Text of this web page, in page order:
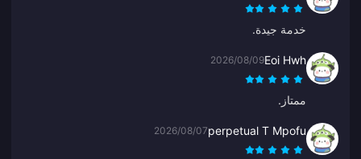
خدمة جيدة.
Eoi Hwh
2026/08/09
ممتاز.
perpetual T Mpofu
2026/08/07